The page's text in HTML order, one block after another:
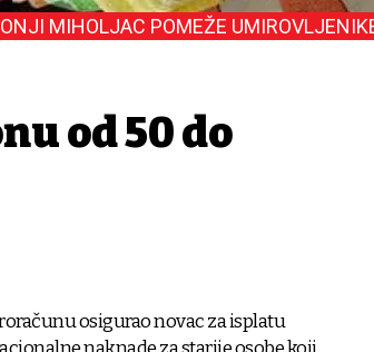
MIHOLJAC POMEŽE
od 50 do
osigurao novac za isplatu